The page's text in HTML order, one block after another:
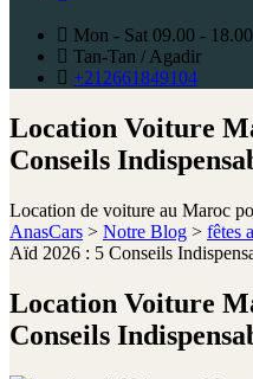
Mon - Sat 09.00 - 18.00
Tan-Tan / Agadir
+212661849104
Location Voiture
Conseils
Location de voiture au Maroc
AnasCars > Notre Blog > fêtes
Aïd 2026 : 5 Conseils
Location Voiture
Conseils